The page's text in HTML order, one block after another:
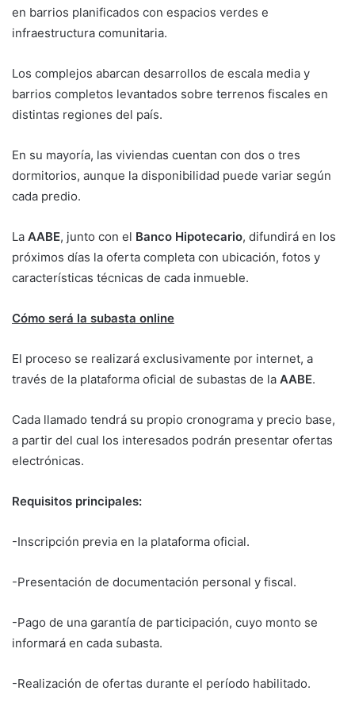
en barrios planificados con espacios verdes e
infraestructura comunitaria.
Los complejos abarcan desarrollos de escala media y
barrios completos levantados sobre terrenos fiscales en
distintas regiones del país.
En su mayoría, las viviendas cuentan con dos o tres
dormitorios, aunque la disponibilidad puede variar según
cada predio.
La AABE, junto con el Banco Hipotecario, difundirá en los
próximos días la oferta completa con ubicación, fotos y
características técnicas de cada inmueble.
Cómo será la subasta online
El proceso se realizará exclusivamente por internet, a
través de la plataforma oficial de subastas de la AABE.
Cada llamado tendrá su propio cronograma y precio base,
a partir del cual los interesados podrán presentar ofertas
electrónicas.
Requisitos principales:
-Inscripción previa en la plataforma oficial.
-Presentación de documentación personal y fiscal.
-Pago de una garantía de participación, cuyo monto se
informará en cada subasta.
-Realización de ofertas durante el período habilitado.